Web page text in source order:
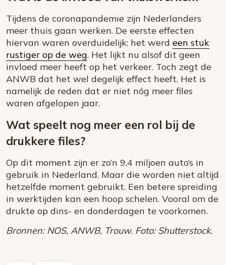
Tijdens de coronapandemie zijn Nederlanders
meer thuis gaan werken. De eerste effecten
hiervan waren overduidelijk: het werd een stuk
rustiger op de weg. Het lijkt nu alsof dit geen
invloed meer heeft op het verkeer. Toch zegt de
ANWB dat het wel degelijk effect heeft. Het is
namelijk de reden dat er niet nóg meer files
waren afgelopen jaar.
Wat speelt nog meer een rol bij de
drukkere files?
Op dit moment zijn er zo’n 9,4 miljoen auto’s in
gebruik in Nederland. Maar die worden niet altijd
hetzelfde moment gebruikt. Een betere spreiding
in werktijden kan een hoop schelen. Vooral om de
drukte op dins- en donderdagen te voorkomen.
Bronnen: NOS, ANWB, Trouw. Foto: Shutterstock.